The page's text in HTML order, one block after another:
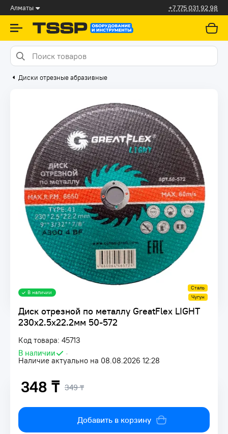
Алматы +7 775 031 92 98
Диски отрезные абразивные
Диск отрезной по металлу GreatFlex LIGHT
230х2.5х22.2мм 50-572
Код товара: 45713
В наличии
•
Наличие актуально на 08.08.2026 12:28
В наличии
Сталь
Чугун
348 ₸ 349 ₸
Добавить в корзину